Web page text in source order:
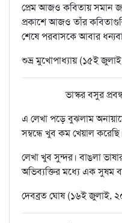
প্রেম আজও কবিতায় সমান
প্রকাশে আজও তাঁর
শেষে পরবাসকে আবার
শুভ্র মুখোপাধ্যায় (১৫ই
ভাস্কর বসুর
এ লেখা পড়ে বুঝলাম
সম্বন্ধে খুব কম খেয়াল
লেখা খুব সুন্দর। বাঙলা
অভিব্যক্তির মধ্যে এক সুষম
দেবব্রত ঘোষ (১৬ই জুলাই,